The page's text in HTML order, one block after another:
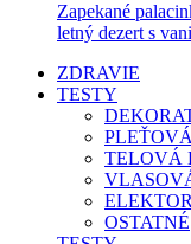
Zapekané
letný dezert s
ZDRAVIE
TESTY
TELOVÁ
OSTATNÉ